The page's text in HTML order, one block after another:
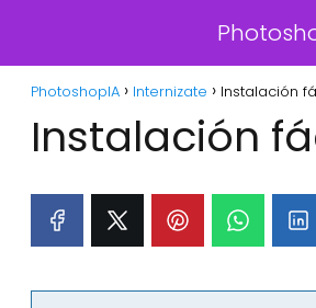
PhotoshopIA Internizate Instalación
Instalación